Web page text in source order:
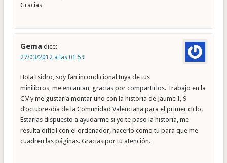
Gracias
Gema dice:
27/03/2012 a las 01:59
Hola Isidro, soy fan incondicional tuya de tus
minilibros, me encantan, gracias por compartirlos. Trabajo en la
C.V y me gustaría montar uno con la historia de Jaume I, 9
d’octubre-día de la Comunidad Valenciana para el primer ciclo.
Estarías dispuesto a ayudarme si yo te paso la historia, me
resulta difícil con el ordenador, hacerlo como tú para que me
cuadren las páginas. Gracias por tu atención.